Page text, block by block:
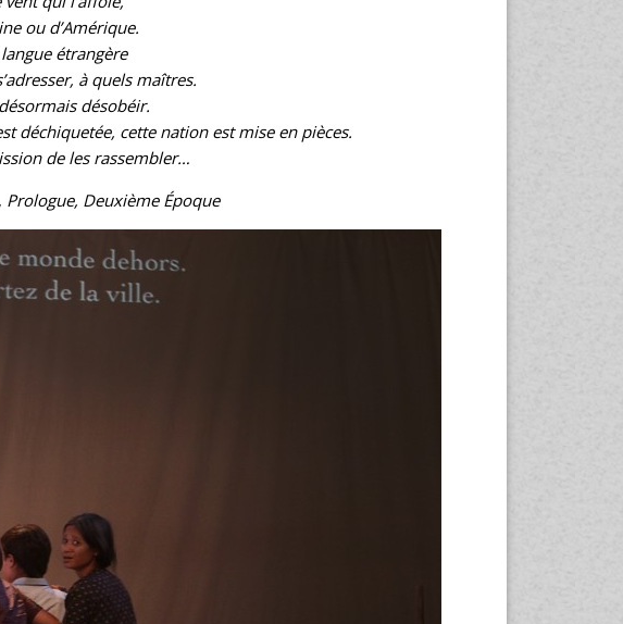
ou d’Amérique.
étrangère
à quels maîtres.
désobéir.
déchiquetée, cette nation est mise en pièces.
de les rassembler…
Prologue, Deuxième Époque